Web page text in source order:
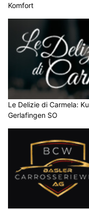
Komfort
Le Delizie di Carmela:
Gerlafingen SO